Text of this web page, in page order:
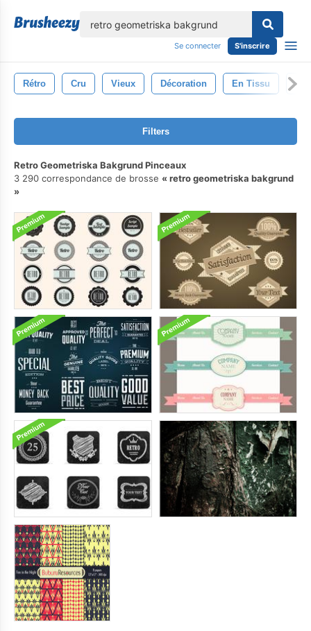
Se connecter S'inscrire
Rétro Cru Vieux Décoration En Tissu
Filters
Retro Geometriska Bakgrund Pinceaux
3 290 correspondance de brosse
retro geometriska bakgrund